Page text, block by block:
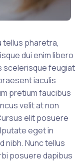
tellus pharetra,
dui enim libero
scelerisque feugiat
iaculis
pretium faucibus
velit at non
elit posuere
eget in
nibh. Nunc tellus
posuere dapibus